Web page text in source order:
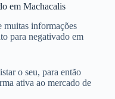
em Machacalis
muitas informações
para negativado em
o seu, para então
ativa ao mercado de